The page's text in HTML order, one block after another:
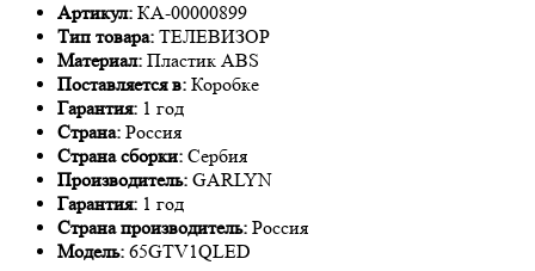
Артикул: КА-00000899
Тип товара: ТЕЛЕВИЗОР
Материал: Пластик ABS
Поставляется в: Коробке
Гарантия: 1 год
Страна: Россия
Страна сборки: Сербия
Производитель: GARLYN
Гарантия: 1 год
Страна производитель: Россия
Модель: 65GTV1QLED